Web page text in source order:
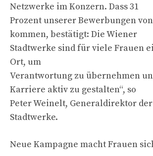
Netzwerke im Konzern. Dass 31
Prozent unserer Bewerbungen
kommen, bestätigt: Die Wiener
Stadtwerke sind für viele Frauen
Ort, um
Verantwortung zu übernehmen
Karriere aktiv zu gestalten“, so
Peter Weinelt, Generaldirektor
Stadtwerke.
Neue Kampagne macht Frauen